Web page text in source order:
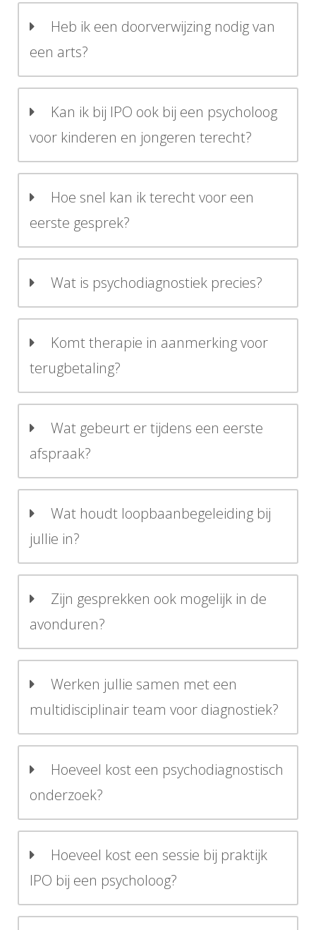
Heb ik een doorverwijzing nodig van
een arts?
Kan ik bij IPO ook bij een psycholoog
voor kinderen en jongeren terecht?
Hoe snel kan ik terecht voor een
eerste gesprek?
Wat is psychodiagnostiek precies?
Komt therapie in aanmerking voor
terugbetaling?
Wat gebeurt er tijdens een eerste
afspraak?
Wat houdt loopbaanbegeleiding bij
jullie in?
Zijn gesprekken ook mogelijk in de
avonduren?
Werken jullie samen met een
multidisciplinair team voor diagnostiek?
Hoeveel kost een psychodiagnostisch
onderzoek?
Hoeveel kost een sessie bij praktijk
IPO bij een psycholoog?